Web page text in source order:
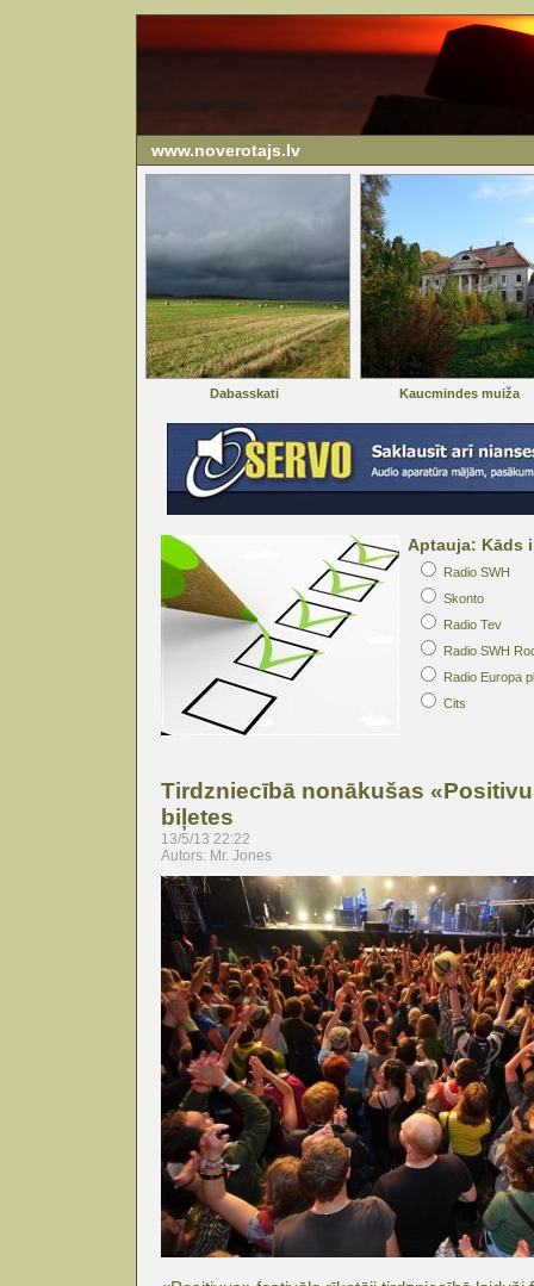
www.noverotajs.lv
Dabasskati Kaucmindes muiža
Aptauja: Kāds
Radio SWH
Skonto
Radio Tev
Radio SWH
Radio Europa
Cits
Tirdzniecībā nonākušas
biļetes
13/5/13 22:22
Autors: Mr. Jones